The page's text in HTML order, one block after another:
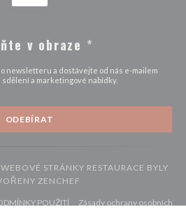
v obraze *
newsletteru a dostávejte od nás e-mailem
a marketingové nabídky.
ODEBÍRAT
STRÁNKY RESTAURACE BYLY
ZENCHEF
se v novém okně))
POUŽITÍ((otevře se v novém okně))
Zásady ochrany osobních